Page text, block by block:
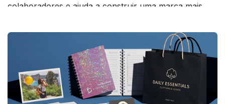
colaboradores e ajuda a construir uma marca mais